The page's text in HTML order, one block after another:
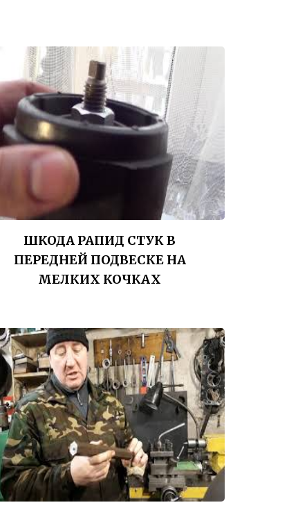
ШКОДА РАПИД СТУК В
ПЕРЕДНЕЙ ПОДВЕСКЕ НА
МЕЛКИХ КОЧКАХ